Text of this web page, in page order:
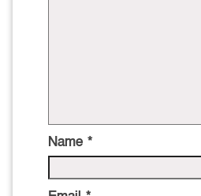
Name *